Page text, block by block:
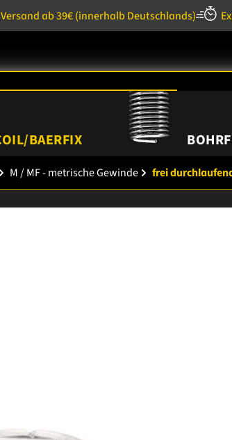
ab 39€(innerhalb Deutschlands)
BAERFIX
M / MF - metrische Gewinde frei